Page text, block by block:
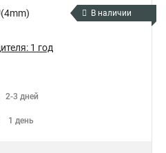
В наличии
1 год
2-3 дней
1 день